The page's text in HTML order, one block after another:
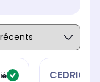
CEDRIC